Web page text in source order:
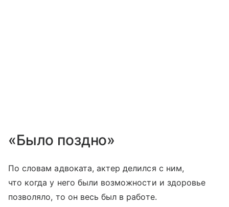
«Было поздно»
По словам адвоката, актер делился с ним,
что когда у него были возможности и здоровье
позволяло, то он весь был в работе.